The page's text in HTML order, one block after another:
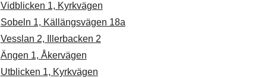
Vidblicken 1, Kyrkvägen
Sobeln 1, Källängsvägen 18a
Vesslan 2, Illerbacken 2
Ängen 1, Åkervägen
Utblicken 1, Kyrkvägen